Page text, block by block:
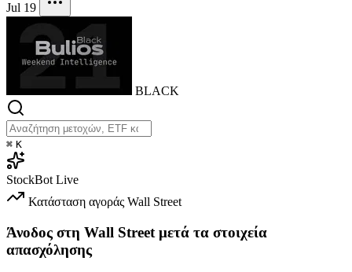
Jul 19
BLACK
⌘ K
StockBot Live
Κατάσταση αγοράς Wall Street
Άνοδος στη Wall Street μετά τα στοιχεία
απασχόλησης